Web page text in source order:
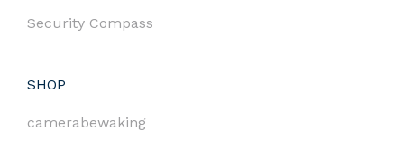
Security Compass
SHOP
camerabewaking